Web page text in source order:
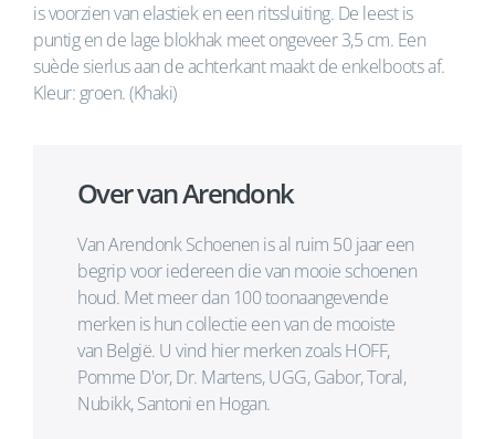
is voorzien van elastiek en een ritssluiting. De leest is
puntig en de lage blokhak meet ongeveer 3,5 cm. Een
suède sierlus aan de achterkant maakt de enkelboots af.
Kleur: groen. (Khaki)
Over van Arendonk
Van Arendonk Schoenen is al ruim 50 jaar een
begrip voor iedereen die van mooie schoenen
houd. Met meer dan 100 toonaangevende
merken is hun collectie een van de mooiste
van België. U vind hier merken zoals HOFF,
Pomme D'or, Dr. Martens, UGG, Gabor, Toral,
Nubikk, Santoni en Hogan.